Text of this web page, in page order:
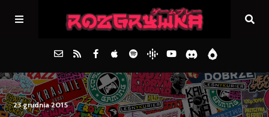
Główna
23 grudnia 2015